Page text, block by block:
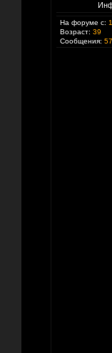
На форуме с:
Возраст: 39
Сообщения: